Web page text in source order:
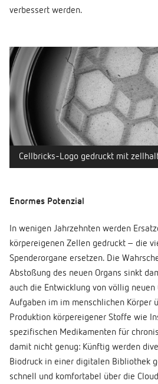
verbessert werden.
Cellbricks-Logo gedruckt mit
Enormes Potenzial
In wenigen Jahrzehnten werden
körpereigenen Zellen gedruckt – die
Spenderorgane ersetzen. Die
Abstoßung des neuen Organs sinkt
auch die Entwicklung von völlig neuen
Aufgaben im im menschlichen Körper
Produktion körpereigener Stoffe wie
spezifischen Medikamenten für
damit nicht genug: Künftig werden
Biodruck in einer digitalen Bibliothek
schnell und komfortabel über die